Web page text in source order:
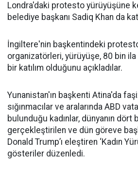
Londra'daki protesto yürüyüşüne
belediye başkanı Sadiq Khan da
İngiltere'nin başkentindeki
organizatörleri, yürüyüşe, 80 bin ila
bir katılım olduğunu açıkladılar.
Yunanistan'ın başkenti Atina'da
sığınmacılar ve aralarında ABD
bulunduğu kadınlar, dünyanın dört
gerçekleştirilen ve dün göreve
Donald Trump’ı eleştiren ‘Kadın
gösteriler düzenledi.